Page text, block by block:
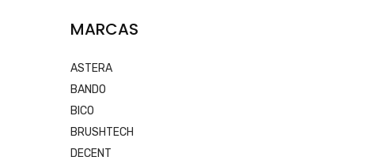
MARCAS
ASTERA
BANDO
BICO
BRUSHTECH
DECENT